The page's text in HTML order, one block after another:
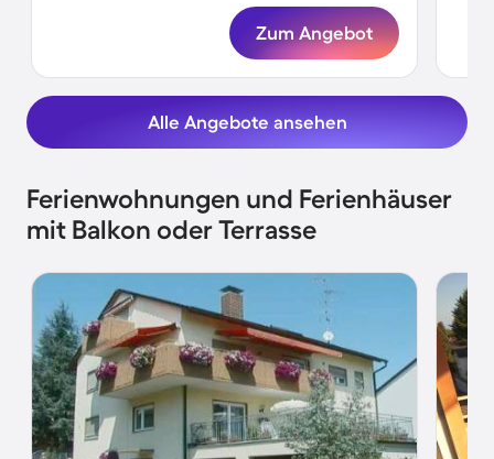
Zum Angebot
Alle Angebote ansehen
Ferienwohnungen und Ferienhäuser
mit Balkon oder Terrasse